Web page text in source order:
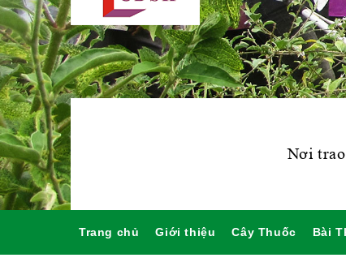
Nơi
Trang chủ Giới thiệu Cây Thuốc Bài